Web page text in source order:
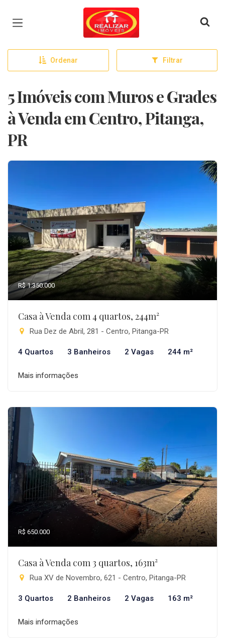
Página inicial
Ordenar Filtrar
5 Imóveis com Muros e Grades
à Venda em Centro, Pitanga,
PR
R$ 1.350.000
Casa à Venda com 4 quartos, 244m²
Rua Dez de Abril, 281 - Centro, Pitanga-PR
4 Quartos 3 Banheiros 2 Vagas 244 m²
Mais informações
R$ 650.000
Casa à Venda com 3 quartos, 163m²
Rua XV de Novembro, 621 - Centro, Pitanga-PR
3 Quartos 2 Banheiros 2 Vagas 163 m²
Mais informações